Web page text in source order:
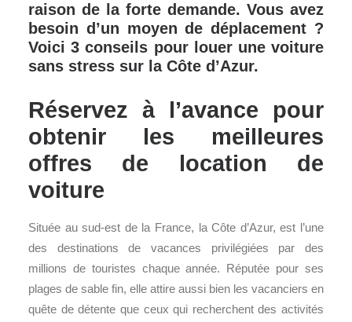
raison de la forte demande. Vous avez
besoin d’un moyen de déplacement ?
Voici 3 conseils pour louer une voiture
sans stress sur la Côte d’Azur.
Réservez à l’avance pour
obtenir les meilleures
offres de location de
voiture
Située au sud-est de la France, la Côte d’Azur, est l’une
des destinations de vacances privilégiées par des
millions de touristes chaque année. Réputée pour ses
plages de sable fin, elle attire aussi bien les vacanciers en
quête de détente que ceux qui recherchent des activités